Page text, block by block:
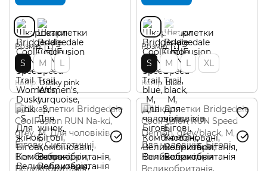
Розмір
S M L
Колір Dusky pink
Розмір
S M L XL
Колір blue